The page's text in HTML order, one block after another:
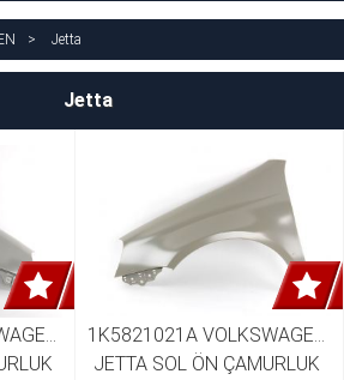
Jetta
Jetta
1K5821021A VOLKSWAGEN
JETTA SOL ÖN ÇAMURLUK